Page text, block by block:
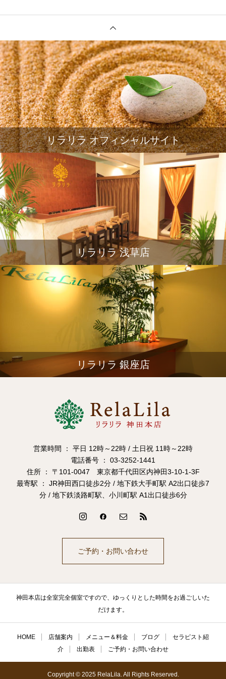
リラリラ オフィシャルサイト
リラリラ 浅草店
リラリラ 銀座店
営業時間 ： 平日 12時～22時 / 土日祝 11時～22時
電話番号 ： 03-3252-1441
住所 ： 〒101-0047 東京都千代田区内神田3-10-1-3F
最寄駅 ： JR神田西口徒歩2分 / 地下鉄大手町駅 A2出口徒歩7
分 / 地下鉄淡路町駅、小川町駅 A1出口徒歩6分
ご予約・お問い合わせ
神田本店は全室完全個室ですので、ゆっくりとした時間をお過ごしいた
だけます。
HOME 店舗案内 メニュー＆料金 ブログ
セラピスト紹
介
出勤表 ご予約・お問い合わせ
Copyright © 2025 RelaLila. All Rights Reserved.